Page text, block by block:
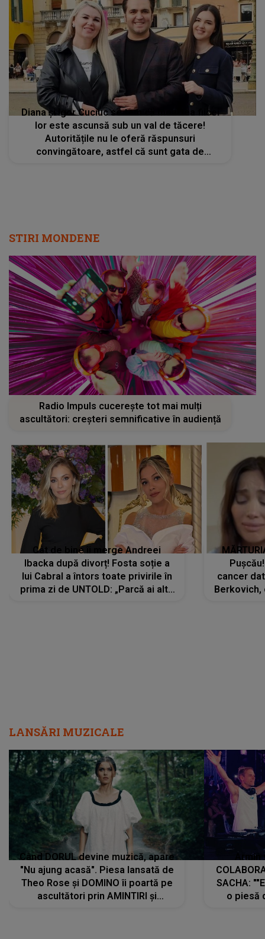
Diana și Igor Cuciuc se tem că moartea fiicei
lor este ascunsă sub un val de tăcere!
Autoritățile nu le oferă răspunsuri
convingătoare, astfel că sunt gata de
STIRI MONDENE
Radio Impuls cucerește tot mai mulți
ascultători: creșteri semnificative în audiență
Cât de bine îi merge Andreei
Ibacka după divorț! Fosta soție a
lui Cabral a întors toate privirile în
prima zi de UNTOLD: „Parcă ai altă
cancer
Berkovich,
LANSĂRI MUZICALE
Când DORUL devine muzică, apare
"Nu ajung acasă". Piesa lansată de
Theo Rose și DOMINO îi poartă pe
ascultători prin AMINTIRI și
SACHA:
o piesă